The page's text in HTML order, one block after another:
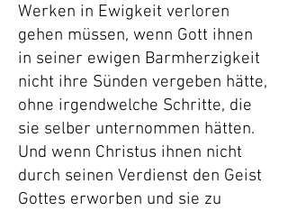
Werken in Ewigkeit verloren
gehen müssen, wenn Gott ihnen
in seiner ewigen Barmherzigkeit
nicht ihre Sünden vergeben hätte,
ohne irgendwelche Schritte, die
sie selber unternommen hätten.
Und wenn Christus ihnen nicht
durch seinen Verdienst den Geist
Gottes erworben und sie zu